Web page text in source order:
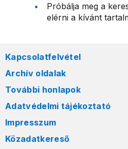
Próbálja meg a
elérni a kívánt
Kapcsolatfelvétel
Archív oldalak
További honlapok
Adatvédelmi tájékoztató
Impresszum
Közadatkereső